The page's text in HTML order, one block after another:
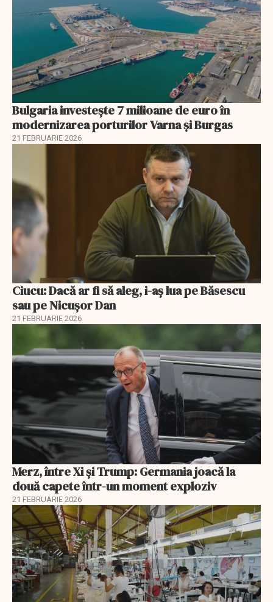
Bulgaria investește 7 milioane de euro în
modernizarea porturilor Varna și Burgas
21 FEBRUARIE 2026
Ciucu: Dacă ar fi să aleg, i-aș lua pe Băsescu
sau pe Nicușor Dan
21 FEBRUARIE 2026
Merz, între Xi și Trump: Germania joacă la
două capete într-un moment exploziv
21 FEBRUARIE 2026